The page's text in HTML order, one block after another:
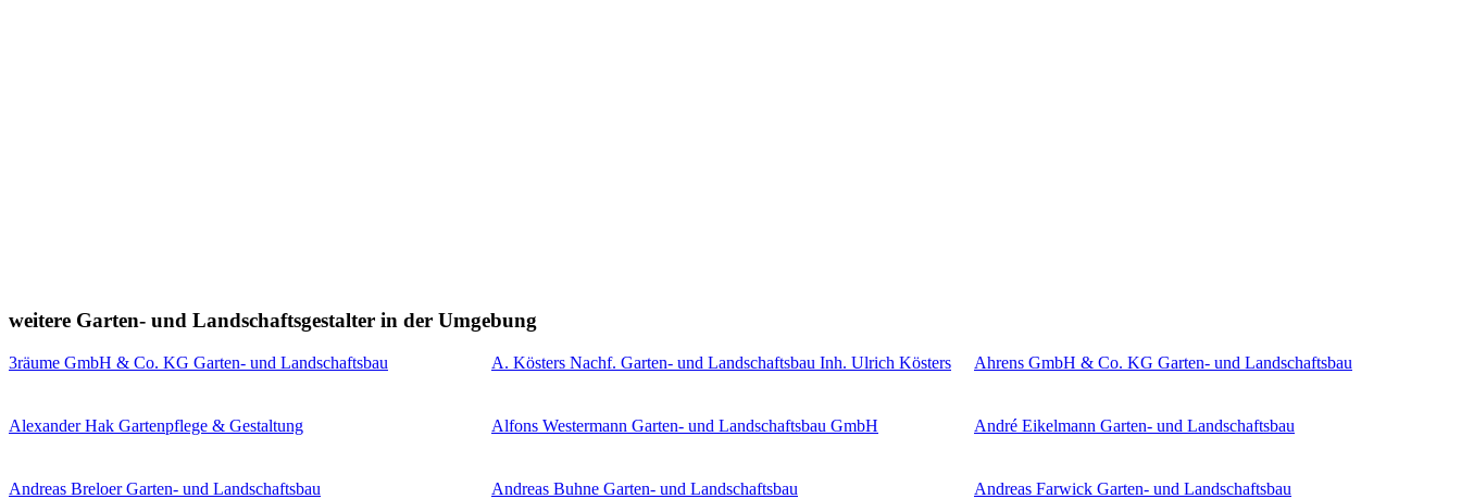
weitere Garten- und Landschaftsgestalter in der Umgebung
3räume GmbH & Co. KG Garten- und Landschaftsbau A. Kösters Nachf. Garten- und Landschaftsbau Inh. Ulrich Kösters Ahrens GmbH & Co. KG Garten- und Landschaftsbau
Alexander Hak Gartenpflege & Gestaltung Alfons Westermann Garten- und Landschaftsbau GmbH André Eikelmann Garten- und Landschaftsbau
Andreas Breloer Garten- und Landschaftsbau Andreas Buhne Garten- und Landschaftsbau Andreas Farwick Garten- und Landschaftsbau